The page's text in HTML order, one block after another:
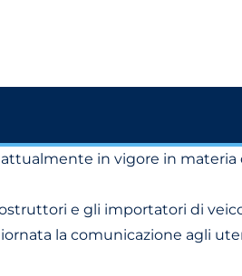
in vigore in materia
e gli importatori di
la comunicazione agli